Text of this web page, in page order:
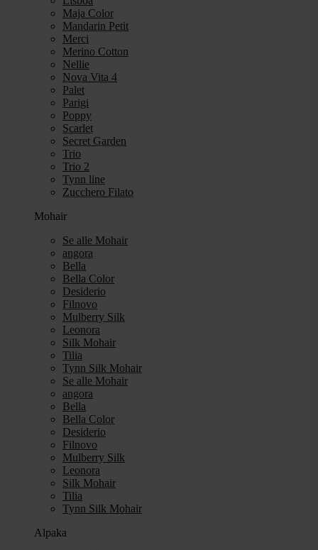
Maja Color
Mandarin Petit
Merci
Merino Cotton
Nellie
Nova Vita 4
Palet
Parigi
Poppy
Scarlet
Secret Garden
Trio
Trio 2
Tynn line
Zucchero Filato
Mohair
Se alle Mohair
angora
Bella
Bella Color
Desiderio
Filnovo
Mulberry Silk
Leonora
Silk Mohair
Tilia
Tynn Silk Mohair
Se alle Mohair
angora
Bella
Bella Color
Desiderio
Filnovo
Mulberry Silk
Leonora
Silk Mohair
Tilia
Tynn Silk Mohair
Alpaka